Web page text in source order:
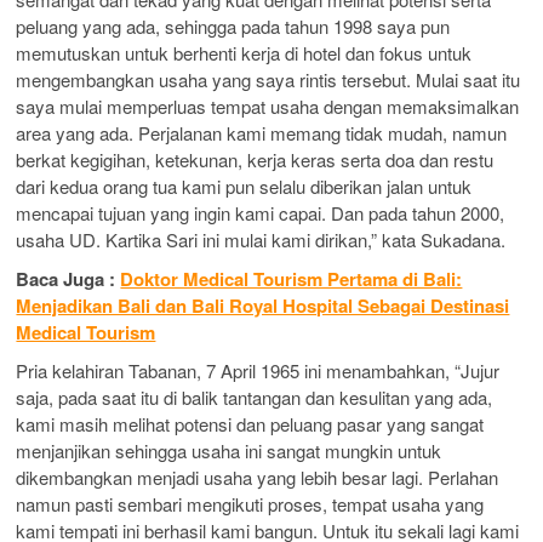
peluang yang ada, sehingga pada tahun 1998 saya pun
memutuskan untuk berhenti kerja di hotel dan fokus untuk
mengembangkan usaha yang saya rintis tersebut. Mulai saat itu
saya mulai memperluas tempat usaha dengan memaksimalkan
area yang ada. Perjalanan kami memang tidak mudah, namun
berkat kegigihan, ketekunan, kerja keras serta doa dan restu
dari kedua orang tua kami pun selalu diberikan jalan untuk
mencapai tujuan yang ingin kami capai. Dan pada tahun 2000,
usaha UD. Kartika Sari ini mulai kami dirikan,” kata Sukadana.
Baca Juga : Doktor Medical Tourism Pertama di Bali:
Menjadikan Bali dan Bali Royal Hospital Sebagai Destinasi
Medical Tourism
Pria kelahiran Tabanan, 7 April 1965 ini menambahkan, “Jujur
saja, pada saat itu di balik tantangan dan kesulitan yang ada,
kami masih melihat potensi dan peluang pasar yang sangat
menjanjikan sehingga usaha ini sangat mungkin untuk
dikembangkan menjadi usaha yang lebih besar lagi. Perlahan
namun pasti sembari mengikuti proses, tempat usaha yang
kami tempati ini berhasil kami bangun. Untuk itu sekali lagi kami